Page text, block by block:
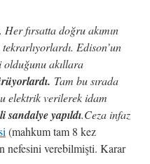
fırsatta doğru akımın
Edison’un
olduğunu akıllara
Tam bu sırada
elektrik verilerek idam
yapıldı.Ceza infaz
(mahkum tam 8 kez
nefesini verebilmişti. Karar